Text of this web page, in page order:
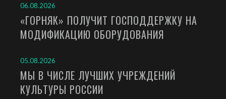
06.08.2026
«ГОРНЯК» ПОЛУЧИТ ГОСПОДДЕРЖКУ НА
МОДИФИКАЦИЮ ОБОРУДОВАНИЯ
05.08.2026
МЫ В ЧИСЛЕ ЛУЧШИХ УЧРЕЖДЕНИЙ
КУЛЬТУРЫ РОССИИ